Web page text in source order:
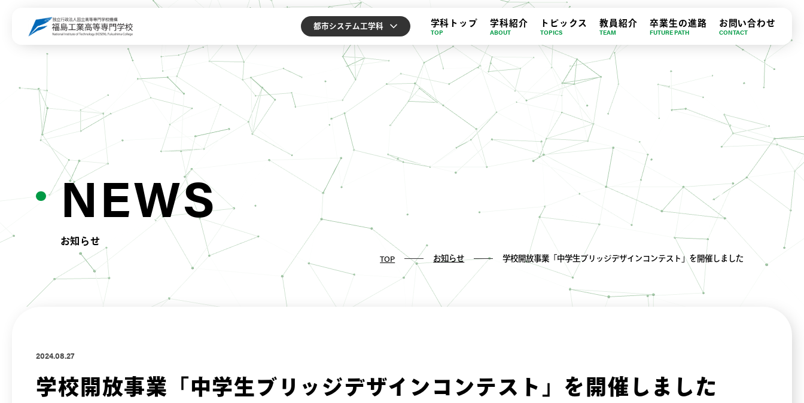
都市システム工学科 学科トップ
TOP
学科紹介
ABOUT
トピックス
TOPICS
教員紹介
TEAM
卒業生の進路
FUTURE PATH
お問い合わせ
CONTACT
NEWS
お知らせ
TOP お知らせ 学校開放事業「中学生ブリッジデザインコンテスト」を開催しました
2024.08.27
学校開放事業「中学生ブリッジデザインコンテスト」を開催しました